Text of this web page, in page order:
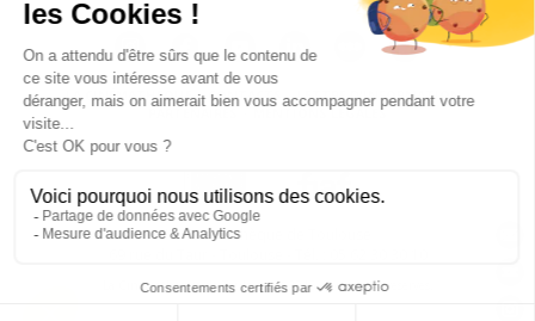
LA CINÉMATHÈQUE · CONTACTS · LETTRE D'INFORMATION ·
PARTENAIRES · MENTIONS LÉGALES
La Cinémathèque de Toulouse
La Cinémathèque de Toulouse © 2015. Tous droits réservés.